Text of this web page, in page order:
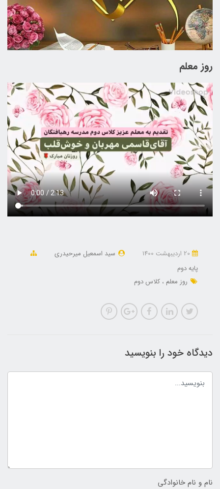
روز معلم
سید اسمعیل میرحیدری
پایه دوم
روز معلم
کلاس دوم
دیدگاه خود را بنویسید
نام و نام خانوادگی